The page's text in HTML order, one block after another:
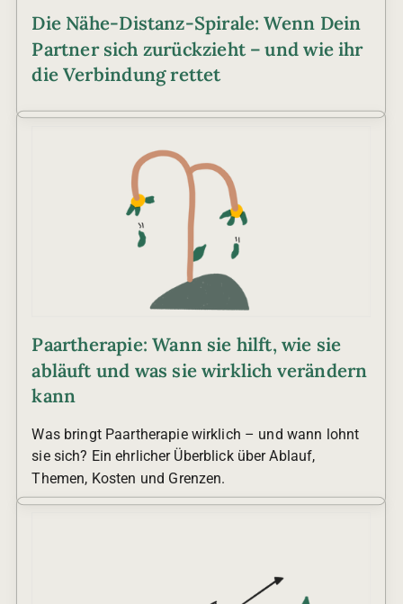
Die Nähe-Distanz-Spirale: Wenn Dein
Partner sich zurückzieht – und wie ihr
die Verbindung rettet
Paartherapie: Wann sie hilft, wie sie
abläuft und was sie wirklich verändern
kann
Was bringt Paartherapie wirklich – und wann lohnt
sie sich? Ein ehrlicher Überblick über Ablauf,
Themen, Kosten und Grenzen.